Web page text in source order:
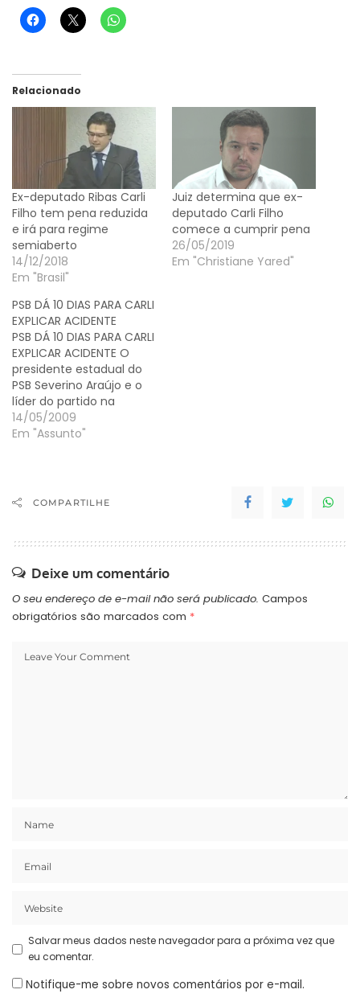
Relacionado
Ex-deputado Ribas Carli
Filho tem pena reduzida
e irá para regime
semiaberto
14/12/2018
Em "Brasil"
Juiz determina que ex-
deputado Carli Filho
comece a cumprir pena
26/05/2019
Em "Christiane Yared"
PSB DÁ 10 DIAS PARA CARLI
EXPLICAR ACIDENTE
PSB DÁ 10 DIAS PARA CARLI
EXPLICAR ACIDENTE O
presidente estadual do
PSB Severino Araújo e o
líder do partido na
Assembleia, Reni Pereira,
enviaram ofício ao
com o deputado Luiz
morte de…
14/05/2009
Em "Assunto"
COMPARTILHE
Deixe um comentário
O seu endereço de e-mail não será publicado. Campos
obrigatórios são marcados com *
Salvar meus dados neste navegador para a próxima vez que
eu comentar.
Notifique-me sobre novos comentários por e-mail.